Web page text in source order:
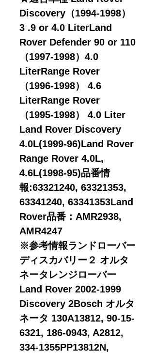
Discovery（1994-1998）
3 .9 or 4.0 LiterLand
Rover Defender 90 or 110
（1997-1998）4.0
LiterRange Rover
（1996-1998） 4.6
LiterRange Rover
（1995-1998） 4.0 Liter
Land Rover Discovery
4.0L(1999-96)Land Rover
Range Rover 4.0L,
4.6L(1998-95)品番情
報:63321240, 63321353,
63341240, 63341353Land
Rover品番：AMR2938,
AMR4247
※参考情報ランドローバー
ディスカバリー２ オルタ
ネータレンジローバー
Land Rover 2002-1999
Discovery 2Bosch オルタ
ネータ 130A13812, 90-15-
6321, 186-0943, A2812,
334-1355PP13812N,